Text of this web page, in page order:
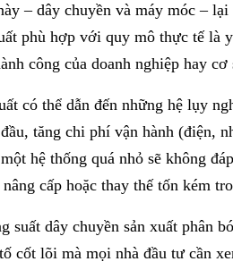
– dây chuyền và máy móc –
phù hợp với quy mô thực tế là
công của doanh nghiệp hay cơ
có thể dẫn đến những hệ lụy
tăng chi phí vận hành (điện,
hệ thống quá nhỏ sẽ không
cấp hoặc thay thế tốn kém
suất dây chuyền sản xuất phân
cốt lõi mà mọi nhà đầu tư cần